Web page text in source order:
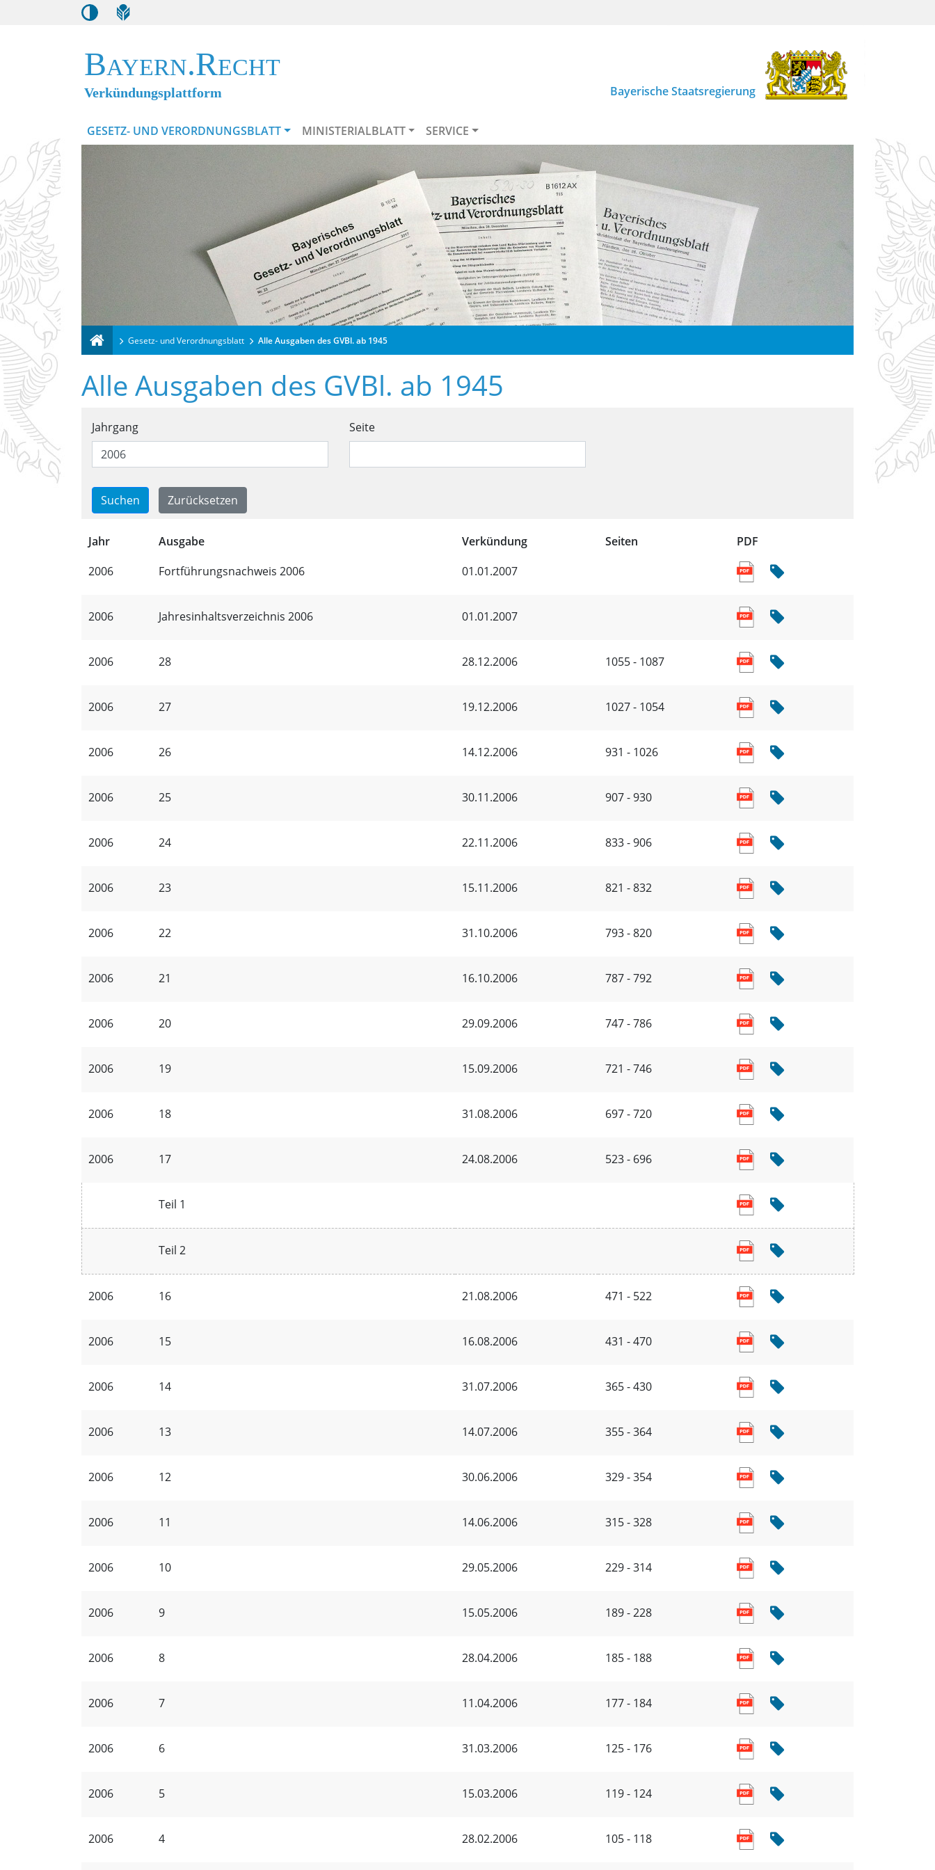
Bayern.Recht
Verkündungsplattform Bayerische Staatsregierung
GESETZ- UND VERORDNUNGSBLATT MINISTERIALBLATT SERVICE
Gesetz- und Verordnungsblatt Alle Ausgaben des GVBl. ab 1945
Alle Ausgaben des GVBl. ab 1945
Suchformular für alle Ausgaben des GVBl. ab 1945
Jahrgang Seite
Trefferliste für alle Ausgaben des GVBl. ab 1945
Jahr Ausgabe Verkündung Seiten
PDF
2006
Fortführungsnachweis 2006 01.01.2007
2006 Jahresinhaltsverzeichnis 2006 01.01.2007
2006 28 28.12.2006 1055 - 1087
2006 27 19.12.2006 1027 - 1054
2006 26 14.12.2006 931 - 1026
2006 25 30.11.2006 907 - 930
2006 24 22.11.2006 833 - 906
2006 23 15.11.2006 821 - 832
2006 22 31.10.2006 793 - 820
2006 21 16.10.2006 787 - 792
2006 20 29.09.2006 747 - 786
2006 19 15.09.2006 721 - 746
2006 18 31.08.2006 697 - 720
2006 17 24.08.2006 523 - 696
Teil 1
Teil 2
2006 16 21.08.2006 471 - 522
2006 15 16.08.2006 431 - 470
2006 14 31.07.2006 365 - 430
2006 13 14.07.2006 355 - 364
2006 12 30.06.2006 329 - 354
2006 11 14.06.2006 315 - 328
2006 10 29.05.2006 229 - 314
2006 9 15.05.2006 189 - 228
2006 8 28.04.2006 185 - 188
2006 7 11.04.2006 177 - 184
2006 6 31.03.2006 125 - 176
2006 5 15.03.2006 119 - 124
2006 4 28.02.2006 105 - 118